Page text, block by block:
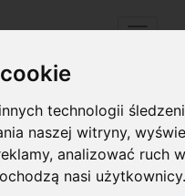
technologii
naszej witryny,
analizować ruch
nasi
Menu
pl en